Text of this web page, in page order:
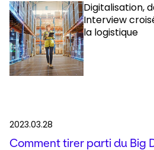
Digitalisation,
Interview
la logistique
2023.03.28
Comment tirer parti du Big